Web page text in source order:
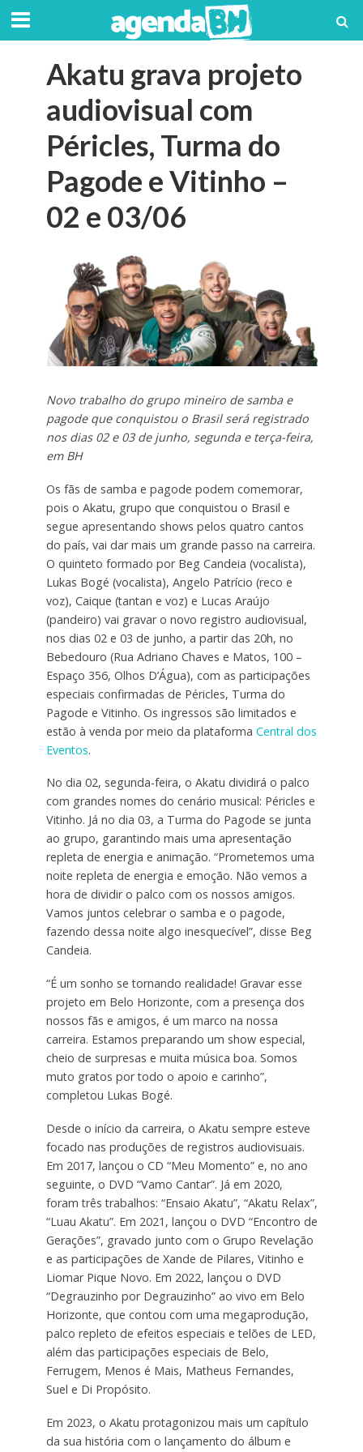
Akatu grava projeto
audiovisual com
Péricles, Turma do
Pagode e Vitinho –
02 e 03/06
Novo trabalho do grupo mineiro de samba e
pagode que conquistou o Brasil será registrado
nos dias 02 e 03 de junho, segunda e terça-feira,
em BH
Os fãs de samba e pagode podem comemorar,
pois o Akatu, grupo que conquistou o Brasil e
segue apresentando shows pelos quatro cantos
do país, vai dar mais um grande passo na carreira.
O quinteto formado por Beg Candeia (vocalista),
Lukas Bogé (vocalista), Angelo Patrício (reco e
voz), Caique (tantan e voz) e Lucas Araújo
(pandeiro) vai gravar o novo registro audiovisual,
nos dias 02 e 03 de junho, a partir das 20h, no
Bebedouro (Rua Adriano Chaves e Matos, 100 –
Espaço 356, Olhos D’Água), com as participações
especiais confirmadas de Péricles, Turma do
Pagode e Vitinho. Os ingressos são limitados e
estão à venda por meio da plataforma Central dos
Eventos.
No dia 02, segunda-feira, o Akatu dividirá o palco
com grandes nomes do cenário musical: Péricles e
Vitinho. Já no dia 03, a Turma do Pagode se junta
ao grupo, garantindo mais uma apresentação
repleta de energia e animação. “Prometemos uma
noite repleta de energia e emoção. Não vemos a
hora de dividir o palco com os nossos amigos.
Vamos juntos celebrar o samba e o pagode,
fazendo dessa noite algo inesquecível”, disse Beg
Candeia.
“É um sonho se tornando realidade! Gravar esse
projeto em Belo Horizonte, com a presença dos
nossos fãs e amigos, é um marco na nossa
carreira. Estamos preparando um show especial,
cheio de surpresas e muita música boa. Somos
muto gratos por todo o apoio e carinho”,
completou Lukas Bogé.
Desde o início da carreira, o Akatu sempre esteve
focado nas produções de registros audiovisuais.
Em 2017, lançou o CD “Meu Momento” e, no ano
seguinte, o DVD “Vamo Cantar”. Já em 2020,
foram três trabalhos: “Ensaio Akatu”, “Akatu Relax”,
“Luau Akatu”. Em 2021, lançou o DVD “Encontro de
Gerações”, gravado junto com o Grupo Revelação
e as participações de Xande de Pilares, Vitinho e
Liomar Pique Novo. Em 2022, lançou o DVD
“Degrauzinho por Degrauzinho” ao vivo em Belo
Horizonte, que contou com uma megaprodução,
palco repleto de efeitos especiais e telões de LED,
além das participações especiais de Belo,
Ferrugem, Menos é Mais, Matheus Fernandes,
Suel e Di Propósito.
Em 2023, o Akatu protagonizou mais um capítulo
da sua história com o lançamento do álbum e